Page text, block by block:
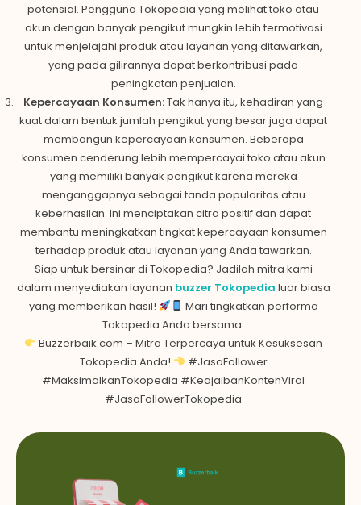
potensial. Pengguna Tokopedia yang melihat toko atau
akun dengan banyak pengikut mungkin lebih termotivasi
untuk menjelajahi produk atau layanan yang ditawarkan,
yang pada gilirannya dapat berkontribusi pada
peningkatan penjualan.
Kepercayaan Konsumen:Tak hanya itu, kehadiran yang
kuat dalam bentuk jumlah pengikut yang besar juga dapat
membangun kepercayaan konsumen. Beberapa
konsumen cenderung lebih mempercayai toko atau akun
yang memiliki banyak pengikut karena mereka
menganggapnya sebagai tanda popularitas atau
keberhasilan. Ini menciptakan citra positif dan dapat
membantu meningkatkan tingkat kepercayaan konsumen
terhadap produk atau layanan yang Anda tawarkan.
Siap untuk bersinar di Tokopedia? Jadilah mitra kami
dalam menyediakan layanan buzzer Tokopedia luar biasa
yang memberikan hasil!
Mari tingkatkan performa
Tokopedia Anda bersama.
Buzzerbaik.com – Mitra Terpercaya untuk Kesuksesan
Tokopedia Anda!
#JasaFollower
#MaksimalkanTokopedia #KeajaibanKontenViral
#JasaFollowerTokopedia